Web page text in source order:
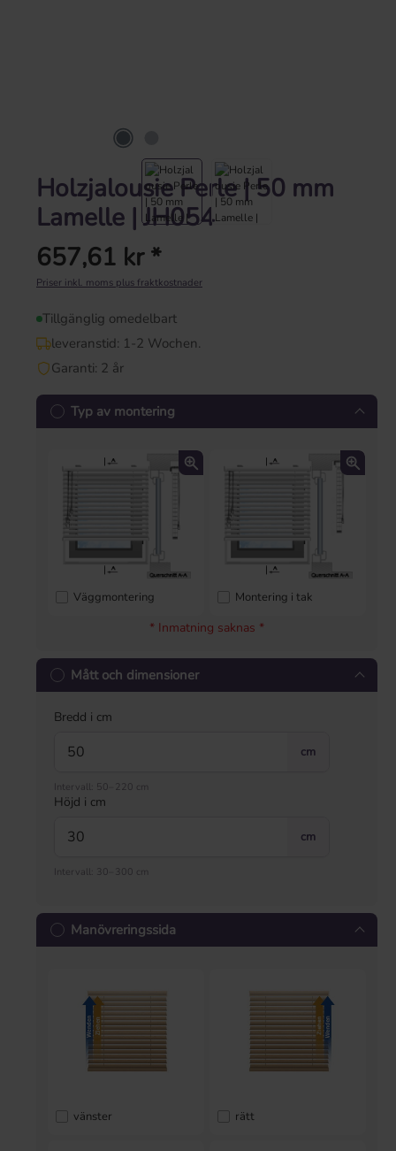
Holzjalousie Perle | 50 mm
Lamelle | JH054
Ordinarie pris:
657,61 kr *
Priser inkl. moms plus fraktkostnader
Tillgänglig omedelbart
leveranstid: 1-2 Wochen.
Garanti: 2 år
Typ av montering
Väggmontering Montering i tak
* Inmatning saknas *
Mått och dimensioner
Bredd i cm
cm
Intervall: 50–220 cm
Höjd i cm
cm
Intervall: 30–300 cm
Manövreringssida
vänster rätt